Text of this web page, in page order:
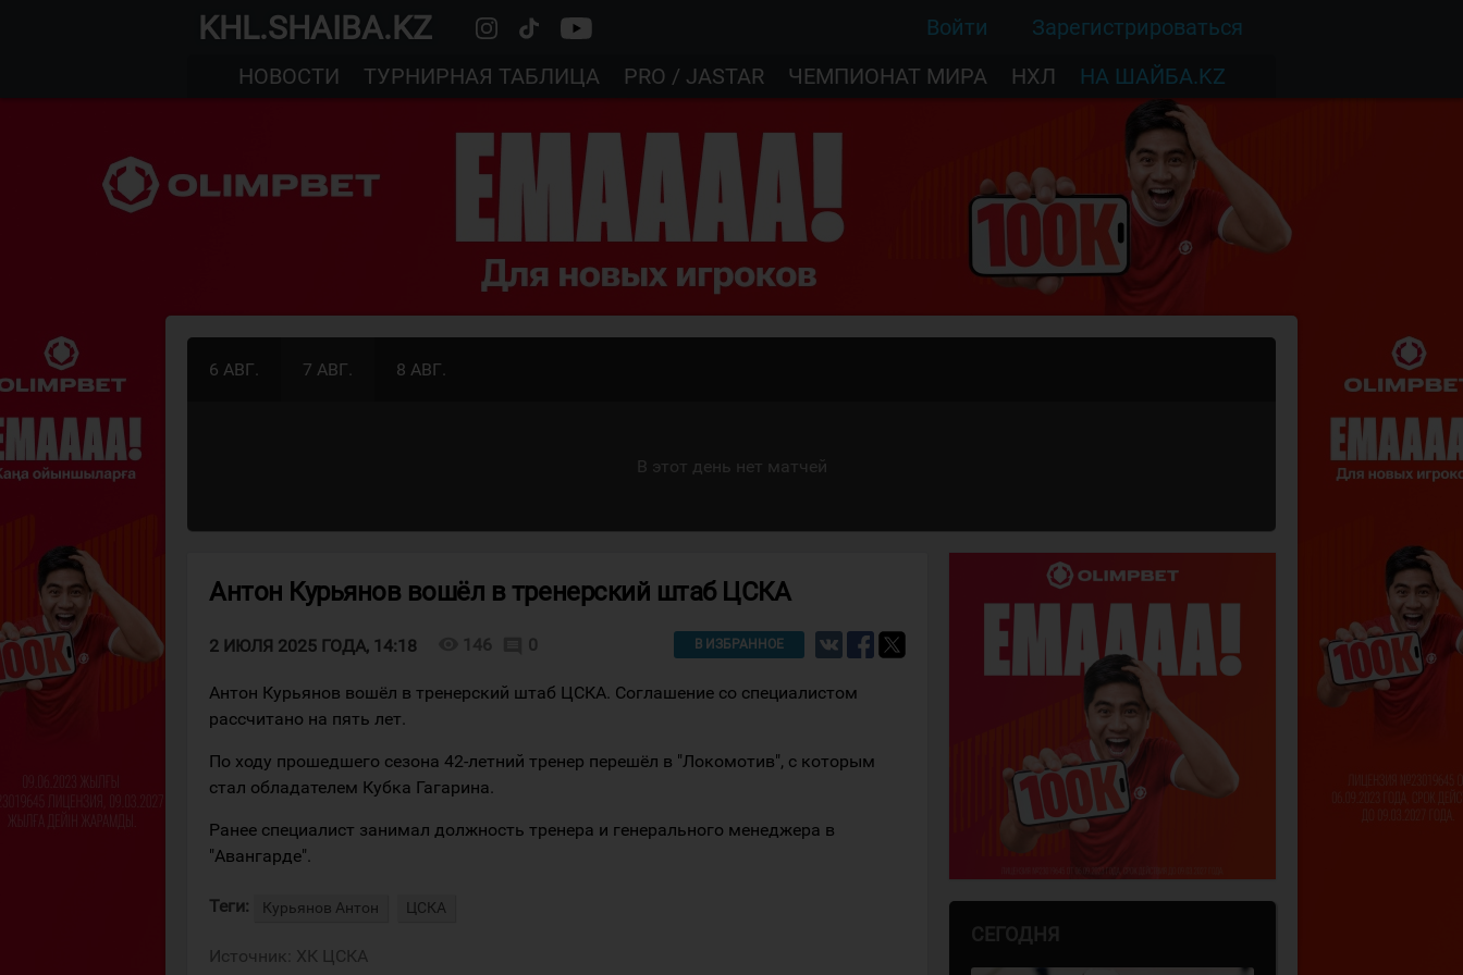
KHL.SHAIBA.KZ Войти
Зарегистрироваться
НОВОСТИ
ТУРНИРНАЯ ТАБЛИЦА PRO / JASTAR ЧЕМПИОНАТ МИРА НХЛ НА ШАЙБА.KZ
6 АВГ. 7 АВГ. 8 АВГ.
В этот день нет матчей
Антон Курьянов вошёл в тренерский штаб ЦСКА
2 ИЮЛЯ 2025 ГОДА, 14:18 146 0 В ИЗБРАННОЕ
Антон Курьянов вошёл в тренерский штаб ЦСКА. Соглашение со специалистом
рассчитано на пять лет.
По ходу прошедшего сезона 42-летний тренер перешёл в "Локомотив", с которым
стал обладателем Кубка Гагарина.
Ранее специалист занимал должность тренера и генерального менеджера в
"Авангарде".
Теги: Курьянов Антон ЦСКА
Источник: ХК ЦСКА
СЕГОДНЯ